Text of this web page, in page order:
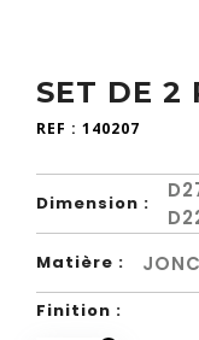
SET DE 2
REF : 140207
Dimension :
Matière :
Finition :